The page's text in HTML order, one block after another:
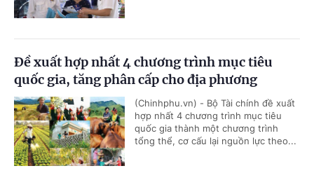
Đề xuất hợp nhất 4 chương trình mục tiêu
quốc gia, tăng phân cấp cho địa phương
(Chinhphu.vn) - Bộ Tài chính đề xuất
hợp nhất 4 chương trình mục tiêu
quốc gia thành một chương trình
tổng thể, cơ cấu lại nguồn lực theo...